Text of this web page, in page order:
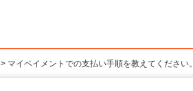
> マイペイメントでの支払い手順を教えてください。